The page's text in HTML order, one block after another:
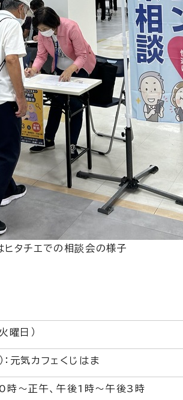
ヒタチエでの相談会の様子
曜日）
元気カフェくじはま
～正午、午後1時～午後3時